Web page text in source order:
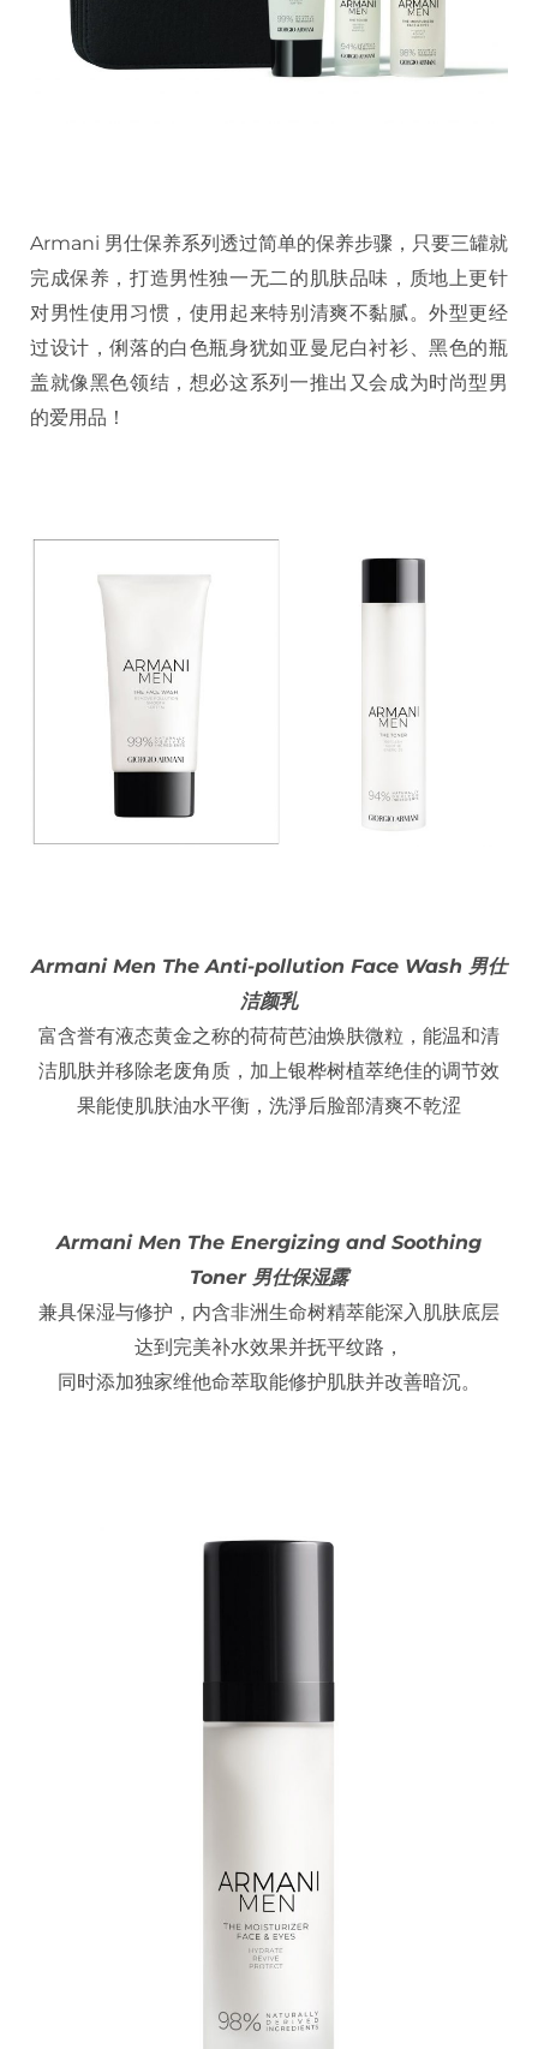
Armani 男仕保养系列透过简单的保养步骤，只要三罐就
完成保养，打造男性独一无二的肌肤品味，质地上更针
对男性使用习惯，使用起来特别清爽不黏腻。外型更经
过设计，俐落的白色瓶身犹如亚曼尼白衬衫、黑色的瓶
盖就像黑色领结，想必这系列一推出又会成为时尚型男
的爱用品！
Armani Men The Anti-pollution Face Wash 男仕
洁颜乳
富含誉有液态黄金之称的荷荷芭油焕肤微粒，能温和清
洁肌肤并移除老废角质，加上银桦树植萃绝佳的调节效
果能使肌肤油水平衡，洗淨后脸部清爽不乾涩
Armani Men The Energizing and Soothing
Toner 男仕保湿露
兼具保湿与修护，内含非洲生命树精萃能深入肌肤底层
达到完美补水效果并抚平纹路，
同时添加独家维他命萃取能修护肌肤并改善暗沉。